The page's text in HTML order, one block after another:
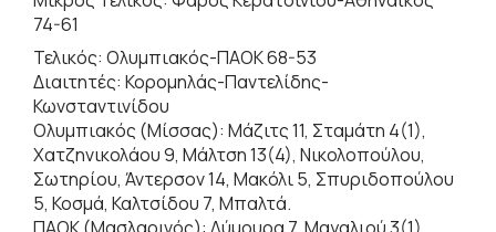
74-61
Τελικός: Ολυμπιακός-ΠΑΟΚ 68-53
Διαιτητές: Κορομηλάς-Παντελίδης-
Κωνσταντινίδου
Ολυμπιακός (Μίσσας): Μάζιτς 11, Σταμάτη 4(1),
Χατζηνικολάου 9, Μάλτση 13(4), Νικολοπούλου,
Σωτηρίου, Άντερσον 14, Μακόλι 5, Σπυριδοπούλου
5, Κοσμά, Καλτσίδου 7, Μπαλτά.
ΠΑΟΚ (Μασλαρινός): Λύμουρα 7, Μαγαλιού 3(1),